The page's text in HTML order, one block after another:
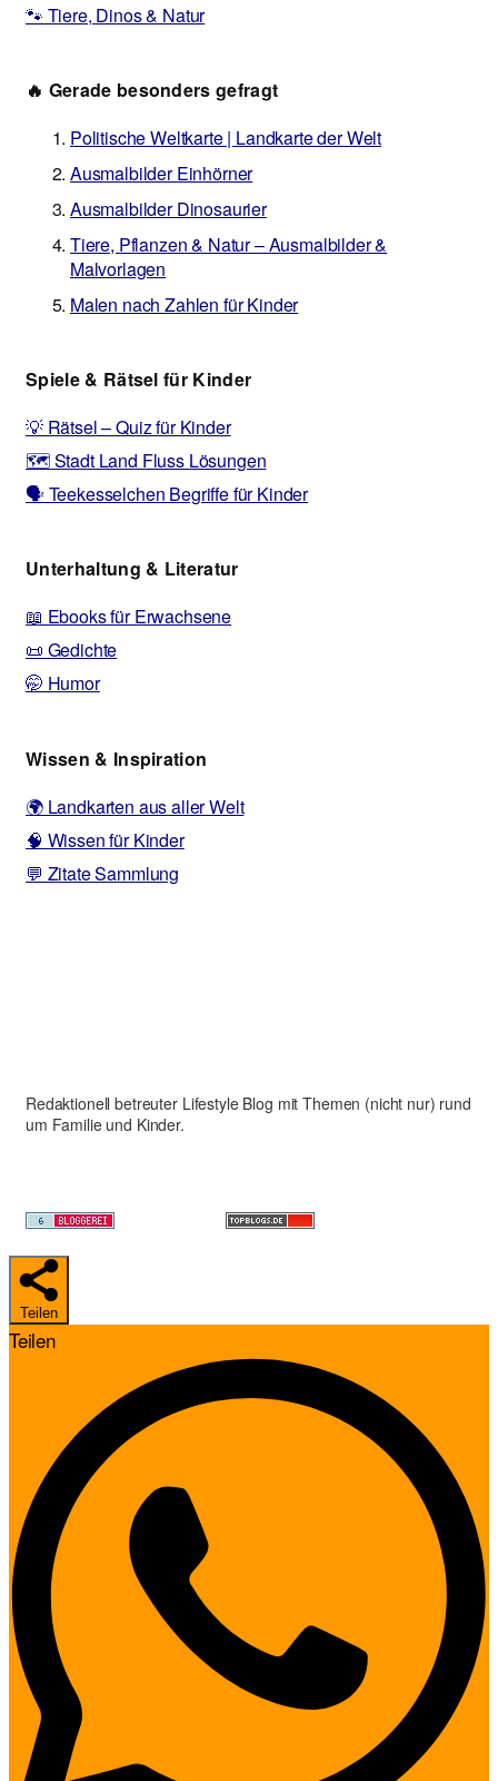
🐾 Tiere, Dinos & Natur
🔥 Gerade besonders gefragt
Politische Weltkarte | Landkarte der Welt
Ausmalbilder Einhörner
Ausmalbilder Dinosaurier
Tiere, Pflanzen & Natur – Ausmalbilder &
Malvorlagen
Malen nach Zahlen für Kinder
Spiele & Rätsel für Kinder
💡 Rätsel – Quiz für Kinder
🗺️ Stadt Land Fluss Lösungen
🗣️ Teekesselchen Begriffe für Kinder
Unterhaltung & Literatur
📖 Ebooks für Erwachsene
📜 Gedichte
🤭 Humor
Wissen & Inspiration
🌍 Landkarten aus aller Welt
🧠 Wissen für Kinder
💬 Zitate Sammlung
Redaktionell betreuter Lifestyle Blog mit Themen (nicht nur) rund
um Familie und Kinder.
Teilen
Teilen